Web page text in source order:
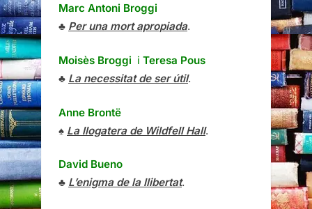
Marc Antoni Broggi
♣ Per una mort apropiada.
Moisès Broggi i Teresa Pous
♣ La necessitat de ser útil.
Anne Brontë
♠ La llogatera de Wildfell Hall.
David Bueno
♣ L’enigma de la llibertat.